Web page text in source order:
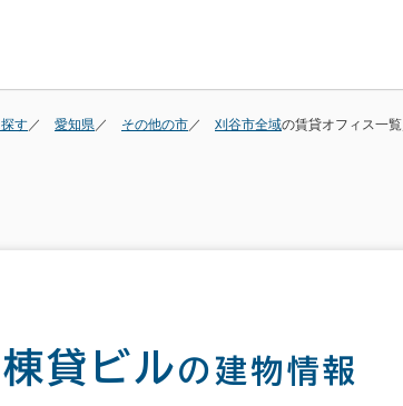
す 愛知県 その他の市 刈谷市全域の賃貸オフィス一覧
貸ビルの建物情報